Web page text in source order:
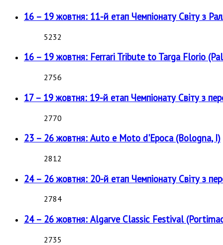
16 – 19 жовтня: 11-й етап Чемпіонату Світу з
5232
16 – 19 жовтня: Ferrari Tribute to Targa Florio
2756
17 – 19 жовтня: 19-й етап Чемпіонату Світу з
2770
23 – 26 жовтня: Auto e Moto d'Epoca (Bologna, I)
2812
24 – 26 жовтня: 20-й етап Чемпіонату Світу з
2784
24 – 26 жовтня: Algarve Classic Festival
2735